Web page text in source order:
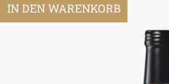
IN DEN WARENKORB